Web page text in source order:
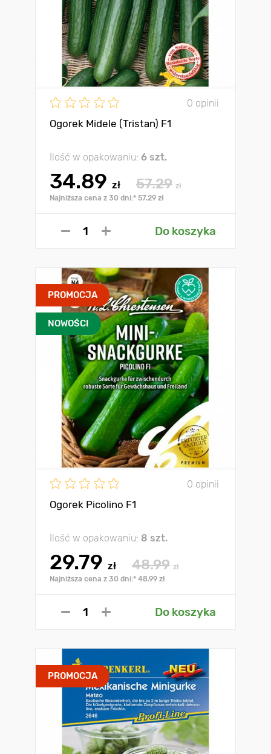
0 opinii
Ogorek Midele (Tristan) F1
Ilość w opakowaniu: 6 szt.
34.89 zł 57.29 zł
Najniższa cena z 30 dni:* 57.29 zł
Do koszyka
PROMOCJA
NOWOŚCI
0 opinii
Ogorek Picolino F1
Ilość w opakowaniu: 8 szt.
29.79 zł 48.99 zł
Najniższa cena z 30 dni:* 48.99 zł
Do koszyka
PROMOCJA